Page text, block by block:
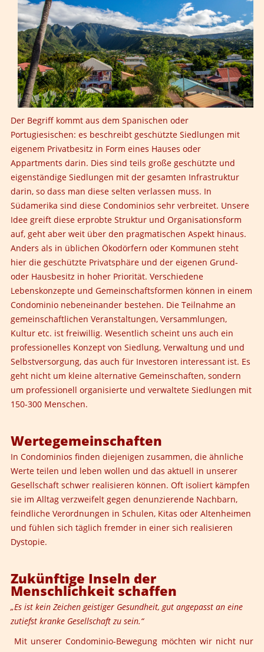
Der Begriff kommt aus dem Spanischen oder
Portugiesischen: es beschreibt geschützte Siedlungen mit
eigenem Privatbesitz in Form eines Hauses oder
Appartments darin. Dies sind teils große geschützte und
eigenständige Siedlungen mit der gesamten Infrastruktur
darin, so dass man diese selten verlassen muss. In
Südamerika sind diese Condominios sehr verbreitet. Unsere
Idee greift diese erprobte Struktur und Organisationsform
auf, geht aber weit über den pragmatischen Aspekt hinaus.
Anders als in üblichen Ökodörfern oder Kommunen steht
hier die geschützte Privatsphäre und der eigenen Grund-
oder Hausbesitz in hoher Priorität. Verschiedene
Lebenskonzepte und Gemeinschaftsformen können in einem
Condominio nebeneinander bestehen. Die Teilnahme an
gemeinschaftlichen Veranstaltungen, Versammlungen,
Kultur etc. ist freiwillig. Wesentlich scheint uns auch ein
professionelles Konzept von Siedlung, Verwaltung und und
Selbstversorgung, das auch für Investoren interessant ist. Es
geht nicht um kleine alternative Gemeinschaften, sondern
um professionell organisierte und verwaltete Siedlungen mit
150-300 Menschen.
Wertegemeinschaften
In Condominios finden diejenigen zusammen, die ähnliche
Werte teilen und leben wollen und das aktuell in unserer
Gesellschaft schwer realisieren können. Oft isoliert kämpfen
sie im Alltag verzweifelt gegen denunzierende Nachbarn,
feindliche Verordnungen in Schulen, Kitas oder Altenheimen
und fühlen sich täglich fremder in einer sich realisieren
Dystopie.
Zukünftige Inseln der
Menschlichkeit schaffen
„Es ist kein Zeichen geistiger Gesundheit, gut angepasst an eine
zutiefst kranke Gesellschaft zu sein.“
Mit unserer Condominio-Bewegung möchten wir nicht nur